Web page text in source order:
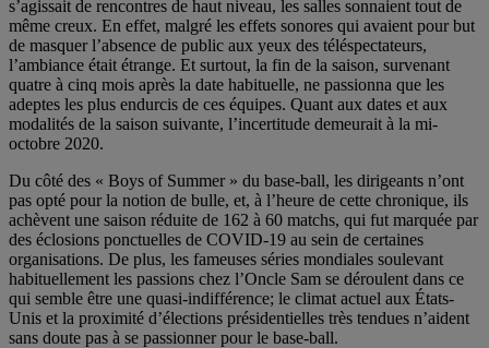
s’agissait de rencontres de haut niveau, les salles sonnaient tout de
même creux. En effet, malgré les effets sonores qui avaient pour but
de masquer l’absence de public aux yeux des téléspectateurs,
l’ambiance était étrange. Et surtout, la fin de la saison, survenant
quatre à cinq mois après la date habituelle, ne passionna que les
adeptes les plus endurcis de ces équipes. Quant aux dates et aux
modalités de la saison suivante, l’incertitude demeurait à la mi-
octobre 2020.
Du côté des « Boys of Summer » du base-ball, les dirigeants n’ont
pas opté pour la notion de bulle, et, à l’heure de cette chronique, ils
achèvent une saison réduite de 162 à 60 matchs, qui fut marquée par
des éclosions ponctuelles de COVID-19 au sein de certaines
organisations. De plus, les fameuses séries mondiales soulevant
habituellement les passions chez l’Oncle Sam se déroulent dans ce
qui semble être une quasi-indifférence; le climat actuel aux États-
Unis et la proximité d’élections présidentielles très tendues n’aident
sans doute pas à se passionner pour le base-ball.